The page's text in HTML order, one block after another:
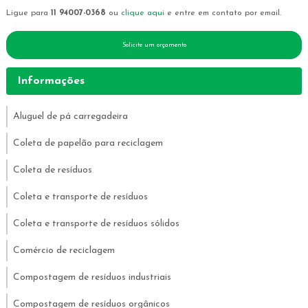
Ligue para 11 94007-0368 ou clique aqui e entre em contato por email.
Solicite um orçamento
Informações
Aluguel de pá carregadeira
Coleta de papelão para reciclagem
Coleta de resíduos
Coleta e transporte de resíduos
Coleta e transporte de resíduos sólidos
Comércio de reciclagem
Compostagem de resíduos industriais
Compostagem de resíduos orgânicos